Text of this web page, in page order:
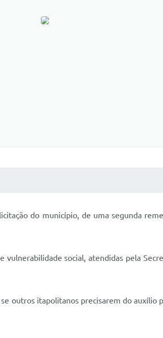
do município, de uma segunda
social, atendidas pela
outros itapolitanos precisarem do